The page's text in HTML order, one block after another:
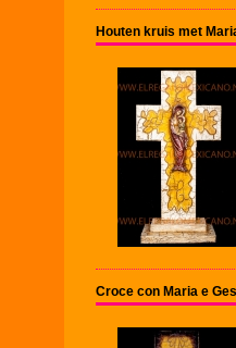
Houten kruis met
Croce con Maria e